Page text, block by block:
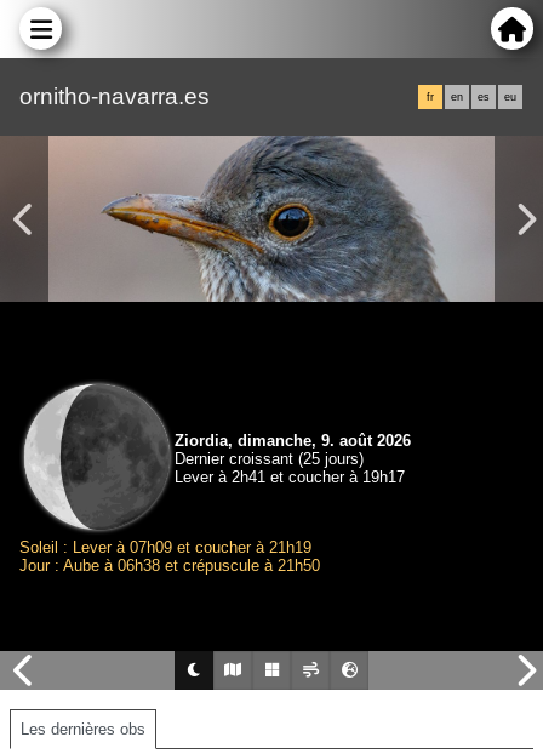
ornitho-navarra.es fr en es eu
Ziordia, dimanche, 9. août 2026
Dernier croissant (25 jours)
Lever à 2h41 et coucher à 19h17
Soleil : Lever à 07h09 et coucher à 21h19
Jour : Aube à 06h38 et crépuscule à 21h50
Les dernières obs